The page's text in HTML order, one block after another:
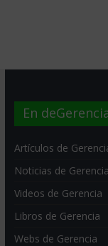
En
Artículos de
Noticias de Gerencia
Videos de Gerencia
Libros de Gerencia
Webs de Gerencia